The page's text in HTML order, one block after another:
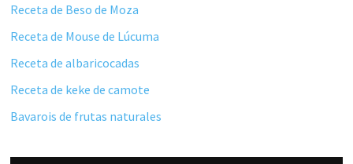
principal
Receta de Beso de Moza
Receta de Mouse de Lúcuma
Receta de albaricocadas
Receta de keke de camote
Bavarois de frutas naturales